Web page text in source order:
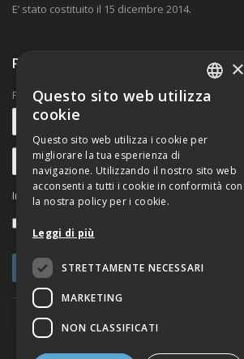
E’ stato costituito il 15 dicembre 2014.
Ricevi nostre comunicazioni
Per rimanere aggiornato sulle novità.
Informativa sul trattamento dei dati personali
ITALIAN
×
Questo sito web utilizza
cookie
Questo sito web utilizza i cookie per
migliorare la tua esperienza di
navigazione. Utilizzando il nostro sito web
acconsenti a tutti i cookie in conformità con
la nostra policy per i cookie.
Leggi di più
STRETTAMENTE NECESSARI
MARKETING
NON CLASSIFICATI